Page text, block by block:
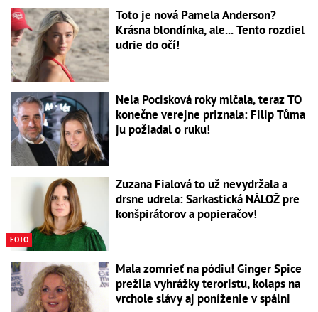
Toto je nová Pamela Anderson?
Krásna blondínka, ale... Tento rozdiel
udrie do očí!
Nela Pocisková roky mlčala, teraz TO
konečne verejne priznala: Filip Tůma
ju požiadal o ruku!
FOTO
Zuzana Fialová to už nevydržala a
drsne udrela: Sarkastická NÁLOŽ pre
konšpirátorov a popieračov!
Mala zomrieť na pódiu! Ginger Spice
prežila vyhrážky teroristu, kolaps na
vrchole slávy aj poníženie v spálni